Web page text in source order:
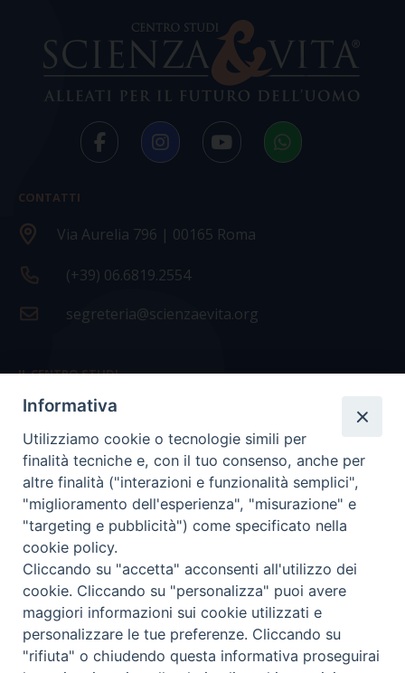
CONTATTI
Via Aurelia 796 | 00165 Roma
(+39) 06.6819.2554
segreteria@scienzaevita.org
IL CENTRO STUDI
La nostra storia
Statuto
Presidenza e ufficio presidenza
Consiglio scientifico
Coordinamento nazionale
COPYRIGHT Scienza & Vita - C.F96600690588- Tutti i
Informativa
Utilizziamo cookie o tecnologie simili per
finalità tecniche e, con il tuo consenso, anche per
altre finalità ("interazioni e funzionalità semplici",
"miglioramento dell'esperienza", "misurazione" e
"targeting e pubblicità") come specificato nella
cookie policy.
Cliccando su "accetta" acconsenti all'utilizzo dei
cookie. Cliccando su "personalizza" puoi avere
maggiori informazioni sui cookie utilizzati e
personalizzare le tue preferenze. Cliccando su
"rifiuta" o chiudendo questa informativa proseguirai